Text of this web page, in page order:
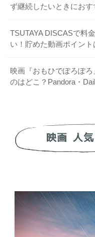
ず継続したいときにおす
TSUTAYA DISCASで料
い！貯めた動画ポイント
映画『おもひでぽろぽ
のはどこ？Pandora・